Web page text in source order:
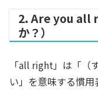
2. Are you all
か？）
「all right」は「（
い」を意味する慣用